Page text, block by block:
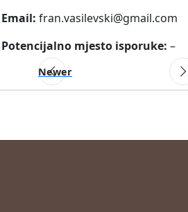
Email: fran.vasilevski@gmail.com
Potencijalno mjesto isporuke: –
Newer